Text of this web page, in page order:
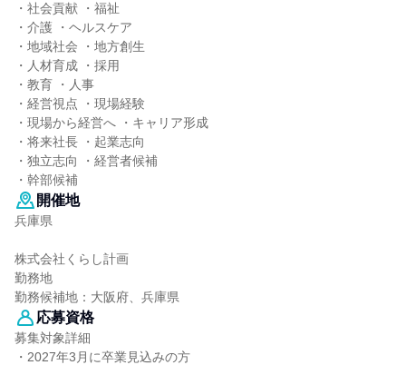
・社会貢献 ・福祉
・介護 ・ヘルスケア
・地域社会 ・地方創生
・人材育成 ・採用
・教育 ・人事
・経営視点 ・現場経験
・現場から経営へ ・キャリア形成
・将来社長 ・起業志向
・独立志向 ・経営者候補
・幹部候補
開催地
兵庫県
株式会社くらし計画
勤務地
勤務候補地：大阪府、兵庫県
応募資格
募集対象詳細
・2027年3月に卒業見込みの方